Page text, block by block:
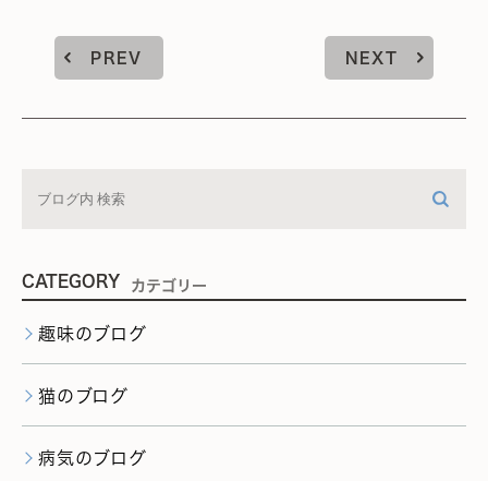
PREV NEXT
CATEGORY カテゴリー
趣味のブログ
猫のブログ
病気のブログ